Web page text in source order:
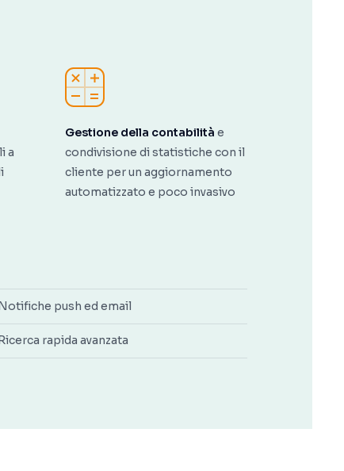
a
Gestione della contabilità e
condivisione di statistiche con il
cliente per un aggiornamento
automatizzato e poco invasivo
push ed email
rapida avanzata